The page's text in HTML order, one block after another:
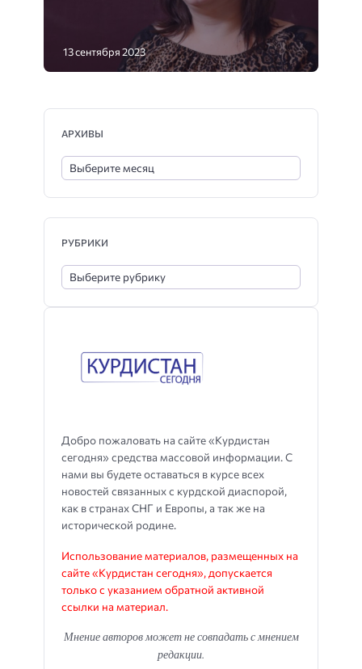
13 сентября 2023
Добро пожаловать на сайте «Курдистан
сегодня» средства массовой информации. С
нами вы будете оставаться в курсе всех
новостей связанных с курдской диаспорой,
как в странах СНГ и Европы, а так же на
исторической родине.
Использование материалов, размещенных на
сайте «Курдистан сегодня», допускается
только с указанием обратной активной
ссылки на материал.
Мнение авторов может не совпадать с мнением
редакции.
АРХИВЫ
РУБРИКИ